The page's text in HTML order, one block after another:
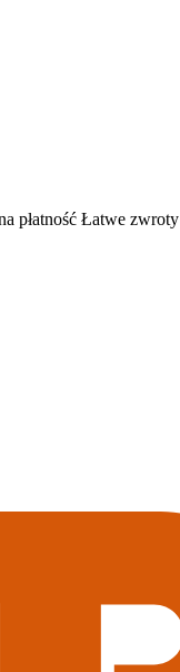
płatność Łatwe zwroty